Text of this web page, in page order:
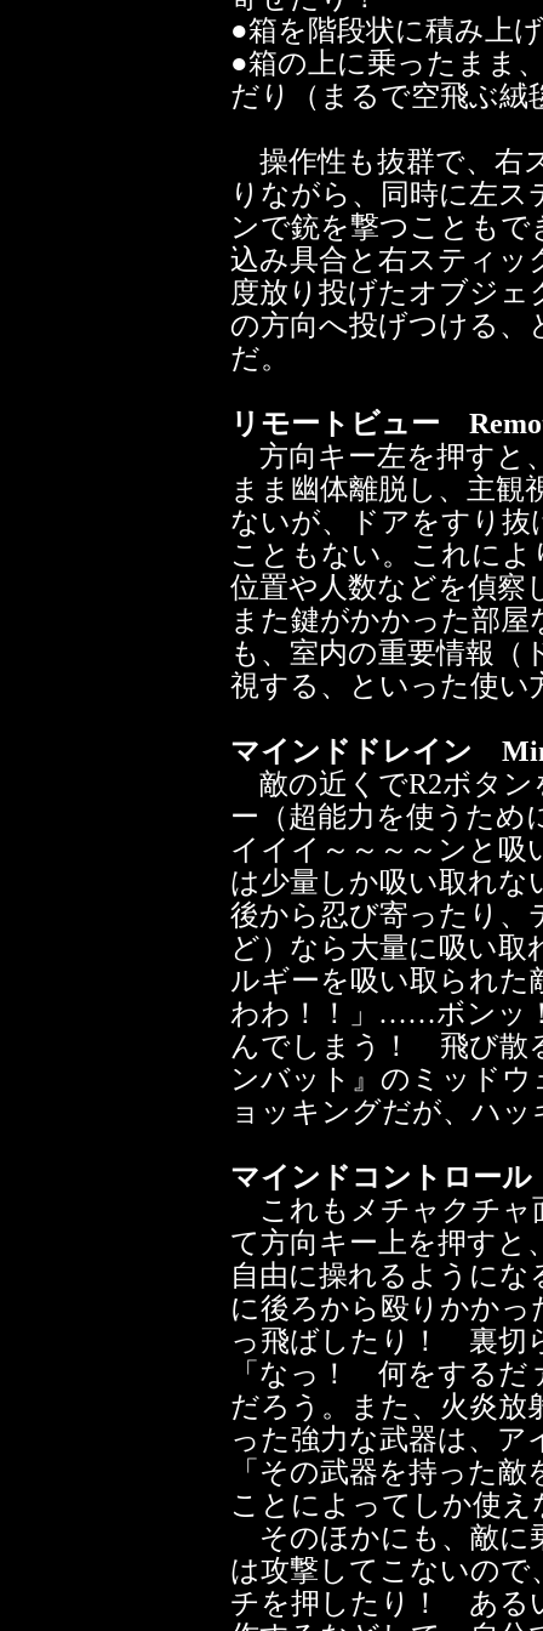
●箱を階段状に積み上
●箱の上に乗ったまま
だり（まるで空飛ぶ絨
操作性も抜群で、右
りながら、同時に左
ンで銃を撃つことも
込み具合と右スティッ
度放り投げたオブジ
の方向へ投げつける、
だ。
リモートビュー
方向キー左を押すと
まま幽体離脱し、主観
ないが、ドアをすり
こともない。これに
位置や人数などを偵察
また鍵がかかった部
も、室内の重要情報（
視する、といった使い
マインドドレイン
敵の近くでR2ボタン
ー（超能力を使うため
イイイ～～～～ンと吸
は少量しか吸い取れな
後から忍び寄ったり
ど）なら大量に吸い
ルギーを吸い取られ
わわ！！」……ボンッ
んでしまう！ 飛び散
ンバット』のミッド
ョッキングだが、ハ
マインドコントロー
これもメチャクチャ
て方向キー上を押すと
自由に操れるように
に後ろから殴りかか
っ飛ばしたり！ 裏切
「なっ！ 何をするだ
だろう。また、火炎放
った強力な武器は、
「その武器を持った
ことによってしか使
そのほかにも、敵に
は攻撃してこないので
チを押したり！ ある